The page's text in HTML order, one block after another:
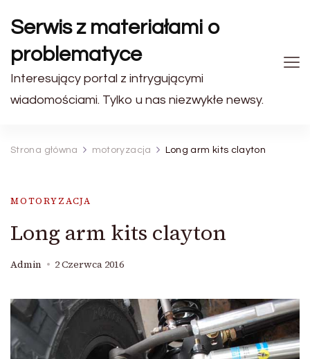
Serwis z materiałami o
problematyce
Interesujący portal z intrygującymi
wiadomościami. Tylko u nas niezwykłe newsy.
Strona główna motoryzacja Long arm kits clayton
MOTORYZACJA
Long arm kits clayton
Admin 2 Czerwca 2016